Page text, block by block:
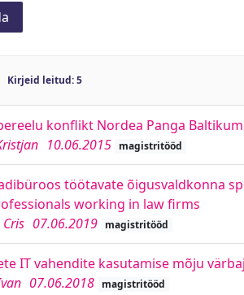
Kirjeid leitud: 5
konflikt Nordea Panga
10.06.2015 magistritööd
töötavate õigusvaldkonna
working in law firms
07.06.2019 magistritööd
IT vahendite kasutamise mõju
07.06.2018 magistritööd